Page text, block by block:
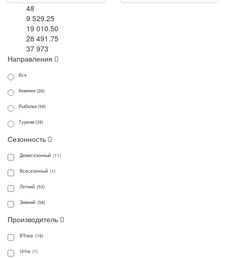
48
9 529.25
19 010.50
28 491.75
37 973
Направления
Все
Кемпинг (26)
Рыбалка (58)
Туризм (39)
Сезонность
Демисезонный (11)
Всесезонный (1)
Летний (53)
Зимний (58)
Производитель
BTrace (16)
Urma (1)